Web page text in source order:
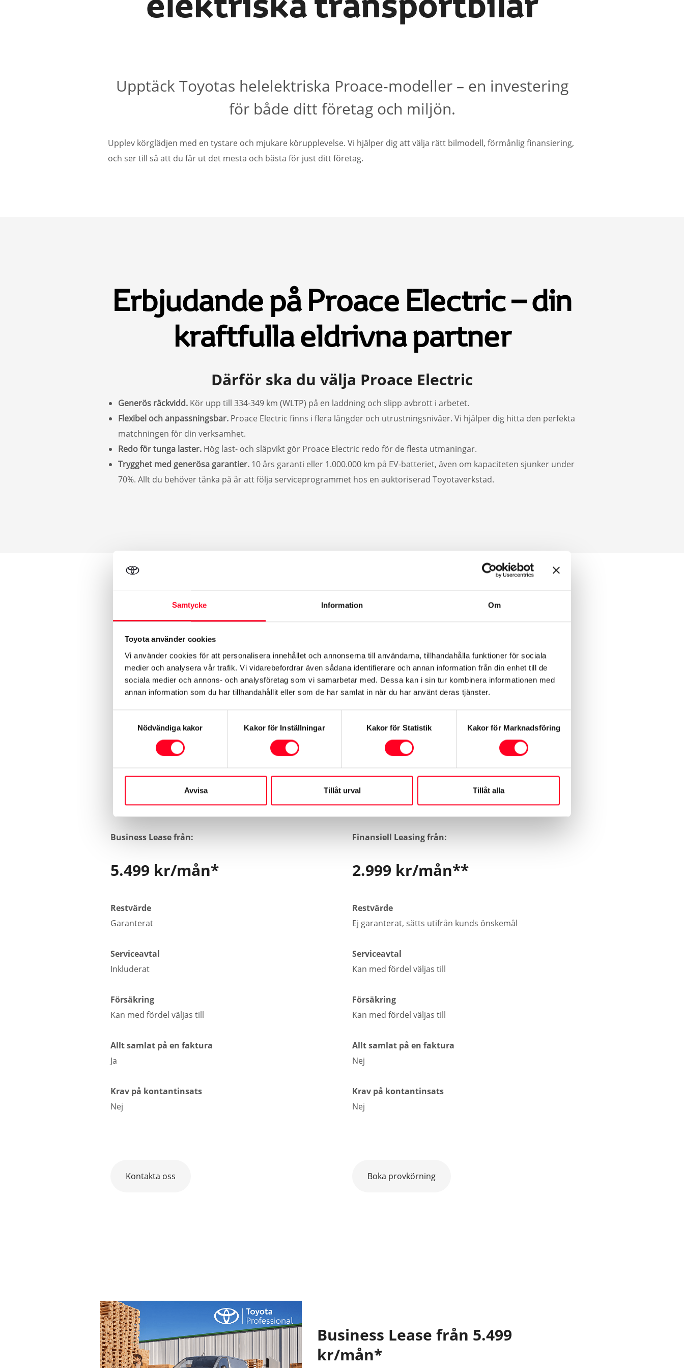
Samtycke Information Om
Toyota använder cookies
Vi använder cookies för att personalisera innehållet och annonserna till användarna, tillhandahålla funktioner för sociala
medier och analysera vår trafik. Vi vidarebefordrar även sådana identifierare och annan information från din enhet till de
sociala medier och annons- och analysföretag som vi samarbetar med. Dessa kan i sin tur kombinera informationen med
annan information som du har tillhandahållit eller som de har samlat in när du har använt deras tjänster.
Nödvändiga kakor
Kakor för Inställningar Kakor för Statistik Kakor för Marknadsföring
Avvisa Tillåt urval Tillåt alla
Upptäck Toyotas helelektriska Proace-modeller – en investering
för både ditt företag och miljön.
Upplev körglädjen med en tystare och mjukare körupplevelse. Vi hjälper dig att välja rätt bilmodell, förmånlig finansiering,
och ser till så att du får ut det mesta och bästa för just ditt företag.
Erbjudande på Proace Electric – din
kraftfulla eldrivna partner
Därför ska du välja Proace Electric
Generös räckvidd. Kör upp till 334-349 km (WLTP) på en laddning och slipp avbrott i arbetet.
Flexibel och anpassningsbar. Proace Electric finns i flera längder och utrustningsnivåer. Vi hjälper dig hitta den perfekta
matchningen för din verksamhet.
Redo för tunga laster. Hög last- och släpvikt gör Proace Electric redo för de flesta utmaningar.
Trygghet med generösa garantier. 10 års garanti eller 1.000.000 km på EV-batteriet, även om kapaciteten sjunker under
70%. Allt du behöver tänka på är att följa serviceprogrammet hos en auktoriserad Toyotaverkstad.
Prisexempel: Proace Electric Long 75 kWh Comfort 2-dörrar
Business Lease från:
5.499 kr/mån*
Restvärde
Garanterat
Serviceavtal
Inkluderat
Försäkring
Kan med fördel väljas till
Allt samlat på en faktura
Ja
Krav på kontantinsats
Nej
Kontakta oss
Finansiell Leasing från:
2.999 kr/mån**
Restvärde
Ej garanterat, sätts utifrån kunds önskemål
Serviceavtal
Kan med fördel väljas till
Försäkring
Kan med fördel väljas till
Allt samlat på en faktura
Nej
Krav på kontantinsats
Nej
Boka provkörning
Business Lease från 5.499
kr/mån*